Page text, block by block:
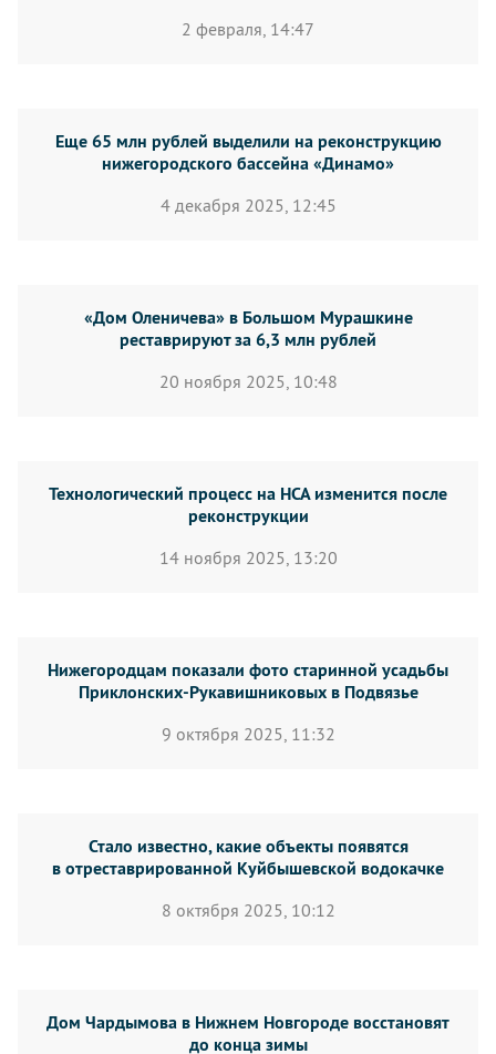
2 февраля, 14:47
Еще 65 млн рублей выделили на реконструкцию
нижегородского бассейна «Динамо»
4 декабря 2025, 12:45
«Дом Оленичева» в Большом Мурашкине
реставрируют за 6,3 млн рублей
20 ноября 2025, 10:48
Технологический процесс на НСА изменится после
реконструкции
14 ноября 2025, 13:20
Нижегородцам показали фото старинной усадьбы
Приклонских-Рукавишниковых в Подвязье
9 октября 2025, 11:32
Стало известно, какие объекты появятся
в отреставрированной Куйбышевской водокачке
8 октября 2025, 10:12
Дом Чардымова в Нижнем Новгороде восстановят
до конца зимы